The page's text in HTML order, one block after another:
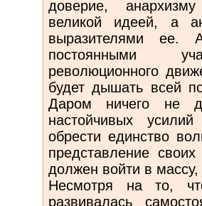
доверие,
великой идеей, а
выразителями ее.
постоянными
революционного
будет дышать всей
Даром ничего не
настойчивых
обрести единство
представление
должен войти в массу,
Несмотря на то,
развивалась